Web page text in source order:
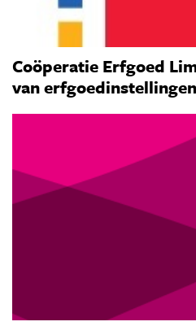
Coöperatie Erfgoed
van erfgoedinstellingen